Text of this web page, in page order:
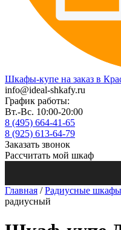
Шкафы-купе на заказ в
info@ideal-shkafy.ru
График работы:
Вт.-Вс. 10:00-20:00
8 (495) 664-41-65
8 (925) 613-64-79
Заказать звонок
Рассчитать мой шкаф
Главная /Радиусные
радиусный